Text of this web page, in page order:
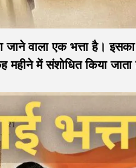
जाने वाला एक भत्ता है।
में संशोधित किया जाता